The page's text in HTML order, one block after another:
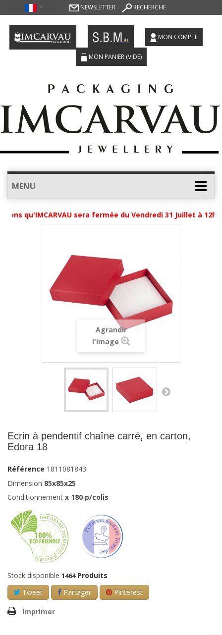
NEWSLETTER RECHERCHE
MON COMPTE
MON PANIER (VIDE)
MENU
qu'IMCARVAU sera fermée du Vendredi 31 Juillet à 12h
Agrandir
l'image
Ecrin à pendentif chaîne carré, en carton,
Edora 18
Référence 1811081843
Dimension 85x85x25
Conditionnement x 180 p/colis
Stock disponible 1464 Produits
Tweet
Partager Pinterest
Imprimer